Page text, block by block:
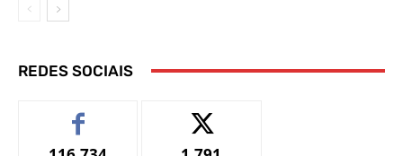
REDES SOCIAIS